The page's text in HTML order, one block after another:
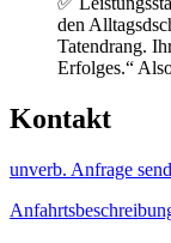
den
Tatendrang.
Erfolges.“
Kontakt
unverb. Anfrage